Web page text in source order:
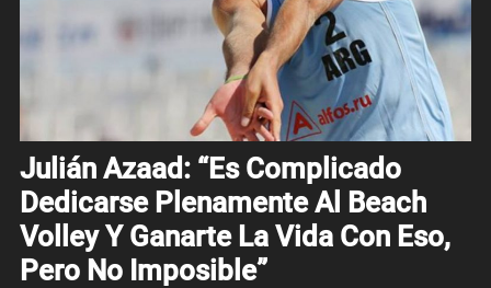
Julián Azaad: “Es Complicado
Dedicarse Plenamente Al Beach
Volley Y Ganarte La Vida Con Eso,
Pero No Imposible”